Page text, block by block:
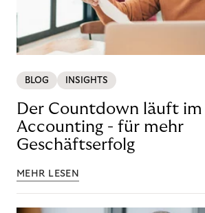
BLOG INSIGHTS
Der Countdown läuft im
Accounting - für mehr
Geschäftserfolg
MEHR LESEN